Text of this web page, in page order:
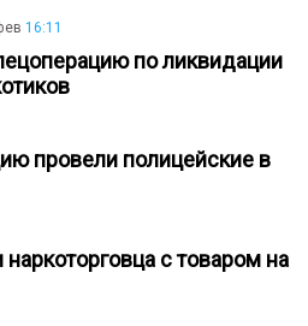
16:11
по ликвидации
провели полицейские в
с товаром на